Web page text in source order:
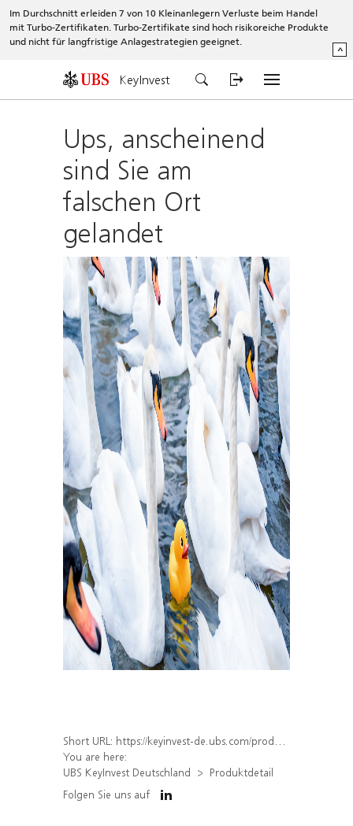
Im Durchschnitt erleiden 7 von 10 Kleinanlegern Verluste beim Handel
mit Turbo-Zertifikaten. Turbo-Zertifikate sind hoch risikoreiche Produkte
und nicht für langfristige Anlagestrategien geeignet.
^
KeyInvest
Ups, anscheinend
sind Sie am
falschen Ort
gelandet
Short URL: https://keyinvest-de.ubs.com/produkt/detail/index/isin/DE000WA6RR52
You are here:
UBS KeyInvest Deutschland
Produktdetail
Folgen Sie uns auf